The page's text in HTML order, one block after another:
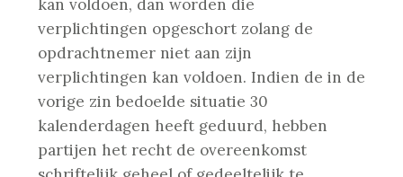
kan voldoen, dan worden die
verplichtingen opgeschort zolang de
opdrachtnemer niet aan zijn
verplichtingen kan voldoen. Indien de in de
vorige zin bedoelde situatie 30
kalenderdagen heeft geduurd, hebben
partijen het recht de overeenkomst